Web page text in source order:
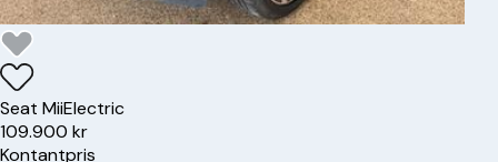
Seat MiiElectric
109.900 kr
Kontantpris